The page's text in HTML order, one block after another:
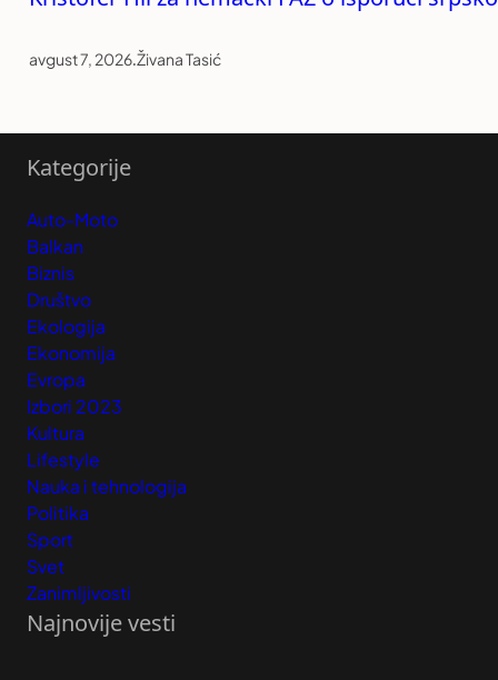
avgust 7, 2026.Živana Tasić
Kategorije
Auto-Moto
Balkan
Biznis
Društvo
Ekologija
Ekonomija
Evropa
Izbori 2023
Kultura
Lifestyle
Nauka i tehnologija
Politika
Sport
Svet
Zanimljivosti
Najnovije vesti